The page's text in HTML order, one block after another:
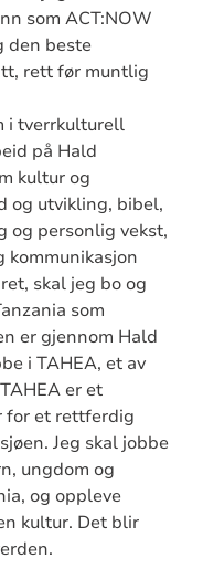
som ACT:NOW
den beste
rett før muntlig
i tverrkulturell
på Hald
kultur og
og utvikling, bibel,
og personlig vekst,
kommunikasjon
skal jeg bo og
som
er gjennom Hald
i TAHEA, et av
er et
for et rettferdig
Jeg skal jobbe
ungdom og
og oppleve
kultur. Det blir